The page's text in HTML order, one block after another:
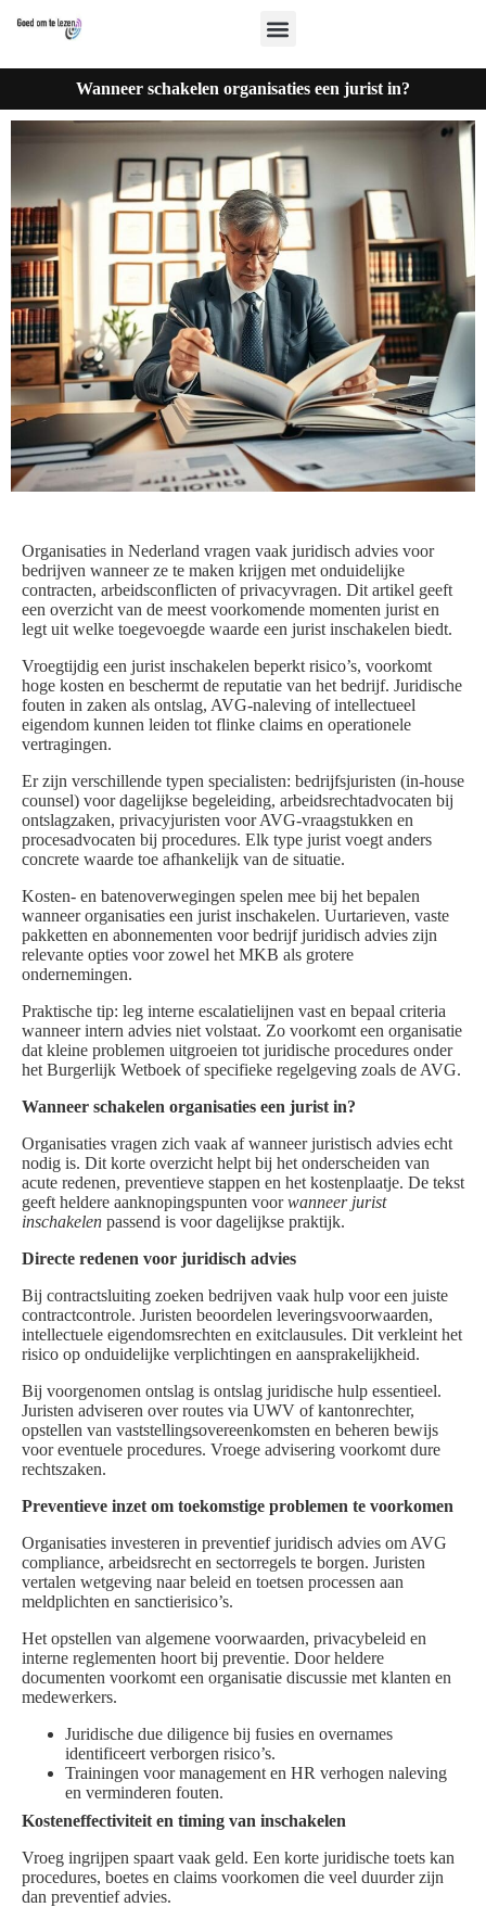
Wanneer schakelen organisaties een jurist in?
Organisaties in Nederland vragen vaak juridisch advies voor
bedrijven wanneer ze te maken krijgen met onduidelijke
contracten, arbeidsconflicten of privacyvragen. Dit artikel geeft
een overzicht van de meest voorkomende momenten jurist en
legt uit welke toegevoegde waarde een jurist inschakelen biedt.
Vroegtijdig een jurist inschakelen beperkt risico’s, voorkomt
hoge kosten en beschermt de reputatie van het bedrijf. Juridische
fouten in zaken als ontslag, AVG-naleving of intellectueel
eigendom kunnen leiden tot flinke claims en operationele
vertragingen.
Er zijn verschillende typen specialisten: bedrijfsjuristen (in‑house
counsel) voor dagelijkse begeleiding, arbeidsrechtadvocaten bij
ontslagzaken, privacyjuristen voor AVG-vraagstukken en
procesadvocaten bij procedures. Elk type jurist voegt anders
concrete waarde toe afhankelijk van de situatie.
Kosten‑ en batenoverwegingen spelen mee bij het bepalen
wanneer organisaties een jurist inschakelen. Uurtarieven, vaste
pakketten en abonnementen voor bedrijf juridisch advies zijn
relevante opties voor zowel het MKB als grotere
ondernemingen.
Praktische tip: leg interne escalatielijnen vast en bepaal criteria
wanneer intern advies niet volstaat. Zo voorkomt een organisatie
dat kleine problemen uitgroeien tot juridische procedures onder
het Burgerlijk Wetboek of specifieke regelgeving zoals de AVG.
Wanneer schakelen organisaties een jurist in?
Organisaties vragen zich vaak af wanneer juristisch advies echt
nodig is. Dit korte overzicht helpt bij het onderscheiden van
acute redenen, preventieve stappen en het kostenplaatje. De tekst
geeft heldere aanknopingspunten voorwanneer jurist
inschakelen passend is voor dagelijkse praktijk.
Directe redenen voor juridisch advies
Bij contractsluiting zoeken bedrijven vaak hulp voor een juiste
contractcontrole. Juristen beoordelen leveringsvoorwaarden,
intellectuele eigendomsrechten en exitclausules. Dit verkleint het
risico op onduidelijke verplichtingen en aansprakelijkheid.
Bij voorgenomen ontslag is ontslag juridische hulp essentieel.
Juristen adviseren over routes via UWV of kantonrechter,
opstellen van vaststellingsovereenkomsten en beheren bewijs
voor eventuele procedures. Vroege advisering voorkomt dure
rechtszaken.
Preventieve inzet om toekomstige problemen te voorkomen
Organisaties investeren in preventief juridisch advies om AVG
compliance, arbeidsrecht en sectorregels te borgen. Juristen
vertalen wetgeving naar beleid en toetsen processen aan
meldplichten en sanctierisico’s.
Het opstellen van algemene voorwaarden, privacybeleid en
interne reglementen hoort bij preventie. Door heldere
documenten voorkomt een organisatie discussie met klanten en
medewerkers.
Juridische due diligence bij fusies en overnames
identificeert verborgen risico’s.
Trainingen voor management en HR verhogen naleving
en verminderen fouten.
Kosteneffectiviteit en timing van inschakelen
Vroeg ingrijpen spaart vaak geld. Een korte juridische toets kan
procedures, boetes en claims voorkomen die veel duurder zijn
dan preventief advies.